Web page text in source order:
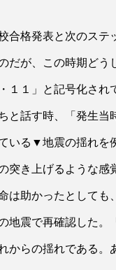
合格発表と次のステ
だが、この時期どう
１」と記号化され
と話す時、「発生当
いる▼地震の揺れを
突き上げるような感
は助かったとしても
震で再確認した。
からの揺れである。